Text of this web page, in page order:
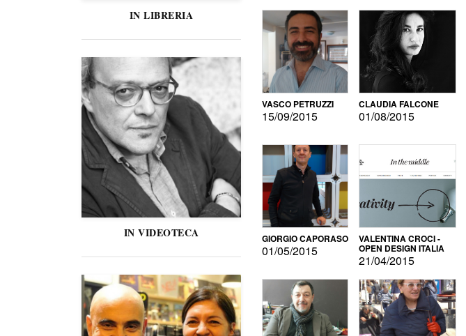
IN LIBRERIA
IN VIDEOTECA
VASCO PETRUZZI
15/09/2015
CLAUDIA FALCONE
01/08/2015
GIORGIO CAPORASO
01/05/2015
VALENTINA CROCI -
OPEN DESIGN ITALIA
21/04/2015